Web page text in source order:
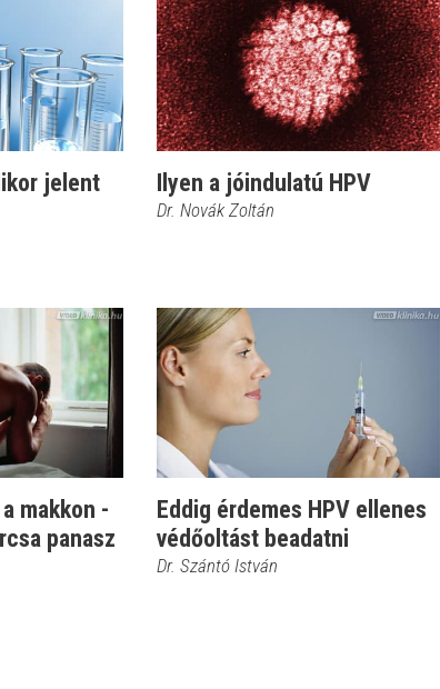
jelent
Ilyen a jóindulatú HPV
Dr. Novák Zoltán
makkon -
panasz
Eddig érdemes HPV ellenes
védőoltást beadatni
Dr. Szántó István